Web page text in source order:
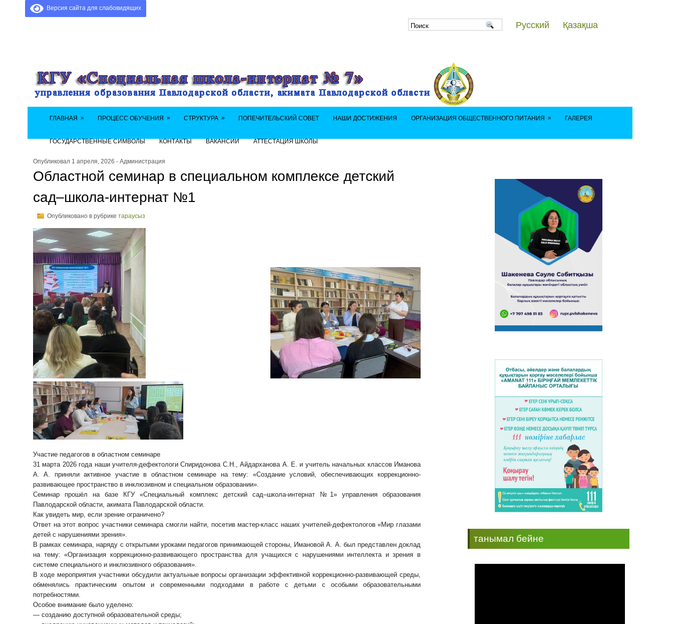
Версия сайта для слабовидящих
Русский Қазақша
ГЛАВНАЯ » ПРОЦЕСС ОБУЧЕНИЯ » СТРУКТУРА » ПОПЕЧИТЕЛЬСКИЙ СОВЕТ НАШИ ДОСТИЖЕНИЯ ОРГАНИЗАЦИЯ ОБЩЕСТВЕННОГО ПИТАНИЯ » ГАЛЕРЕЯ
ГОСУДАРСТВЕННЫЕ СИМВОЛЫ КОНТАКТЫ ВАКАНСИИ АТТЕСТАЦИЯ ШКОЛЫ
Опубликовал 1 апреля, 2026 - Администрация
Областной семинар в специальном комплексе детский
сад–школа-интернат №1
Опубликовано в рубрике тараусыз
Участие педагогов в областном семинаре
31 марта 2026 года наши учителя-дефектологи Спиридонова С.Н., Айдарханова А. Е. и учитель начальных классов Иманова
А. А. приняли активное участие в областном семинаре на тему: «Создание условий, обеспечивающих коррекционно-
развивающее пространство в инклюзивном и специальном образовании».
Семинар прошёл на базе КГУ «Специальный комплекс детский сад–школа-интернат №1» управления образования
Павлодарской области, акимата Павлодарской области.
Как увидеть мир, если зрение ограничено?
Ответ на этот вопрос участники семинара смогли найти, посетив мастер-класс наших учителей-дефектологов «Мир глазами
детей с нарушениями зрения».
В рамках семинара, наряду с открытыми уроками педагогов принимающей стороны, Имановой А. А. был представлен доклад
на тему: «Организация коррекционно-развивающего пространства для учащихся с нарушениями интеллекта и зрения в
системе специального и инклюзивного образования».
В ходе мероприятия участники обсудили актуальные вопросы организации эффективной коррекционно-развивающей среды,
обменялись практическим опытом и современными подходами в работе с детьми с особыми образовательными
потребностями.
Особое внимание было уделено:
— созданию доступной образовательной среды;
танымал бейне